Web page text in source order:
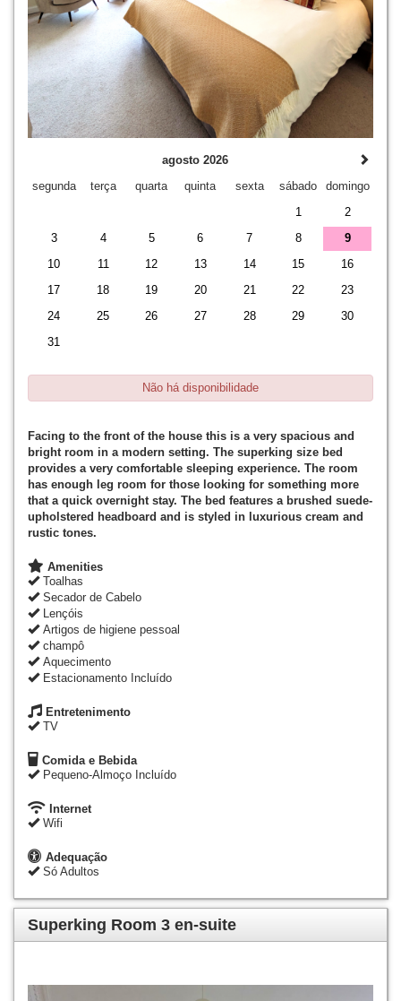
agosto 2026
segunda
terça quarta quinta sexta sábado
domingo
1
2
3
4 5 6 7 8
9
10
11 12 13 14 15
16
17
18 19 20 21 22
23
24
25 26 27 28 29
30
31
Não há disponibilidade
Facing to the front of the house this is a very spacious and
bright room in a modern setting. The superking size bed
provides a very comfortable sleeping experience. The room
has enough leg room for those looking for something more
that a quick overnight stay. The bed features a brushed suede-
upholstered headboard and is styled in luxurious cream and
rustic tones.
Amenities
Toalhas
Secador de Cabelo
Lençóis
Artigos de higiene pessoal
champô
Aquecimento
Estacionamento Incluído
Entretenimento
TV
Comida e Bebida
Pequeno-Almoço Incluído
Internet
Wifi
Adequação
Só Adultos
Superking Room 3 en-suite